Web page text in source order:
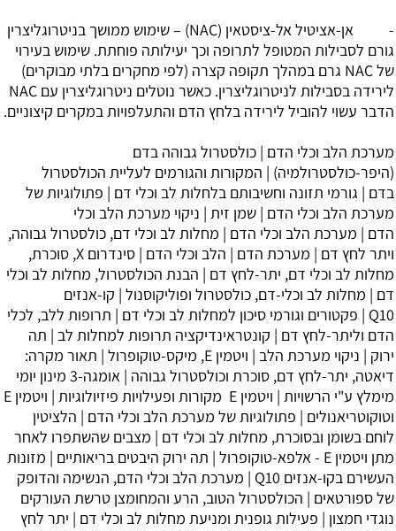
- אן-אציטיל אל-ציסטאין (NAC) – שימוש ממושך בניטרוגליצרין
גורם לסבילות המטופל לתרופה וכך יעילותה פוחתת. שימוש בעירוי
של NAC גרם במהלך תקופה קצרה (לפי מחקרים בלתי מבוקרים)
לירידה בסבילות לניטרוגליצרין. כאשר נוטלים ניטרוגליצרין עם NAC
הדבר עשוי להוביל לירידה בלחץ הדם והתעלפויות במקרים קיצוניים.
מערכת הלב וכלי הדם | כולסטרול גבוהה בדם
(היפר-כולסטרולמיה) | המקורות והגורמים לעליית הכולסטרול
בדם | גורמי תזונה וחשיבותם בלחלות לב וכלי דם | פתולוגיות של
מערכת הלב וכלי הדם | שמן זית | ניקוי מערכת הלב וכלי
הדם | מערכת הלב וכלי הדם | מחלות לב וכלי דם, כולסטרול גבוהה,
ויתר לחץ דם | מערכת הדם | הלב וכלי הדם |
סינדרום X, סוכרת,
מחלות לב וכלי דם, יתר-לחץ דם | הבנת הכולסטרול, מחלות לב וכלי
דם | מחלות לב וכלי-דם, כולסטרול ופוליקוסנול | קו-אנזים
Q10
| פקטורים וגורמי סיכון למחלות לב וכלי דם | תרופות ללב, לכלי
הדם וליתר-לחץ דם | קונטראינדיקציה תרופות למחלות לב | תה
ירוק | ניקוי מערכת הלב | ויטמין E, מיקס-טוקופרול | תאור מקרה:
דיאטה, יתר-לחץ דם, סוכרת וכולסטרול גבוהה |
אומגה-3 מינון יומי
מימלץ ע"י הרשויות | ‏ויטמין E מקורות ופעילויות פיזיולוגיות |
ויטמין E
וטוקוטריאנולים | פתולוגיות של מערכת הלב וכלי הדם | הלציטין
לוחם בשומן ובסוכרת, מחלות לב וכלי דם | מצבים שהשתפרו לאחר
מתן ויטמין E - אלפא-טוקופרול
| תה ירוק היבטים בריאותיים | מזונות
העשירם בקו-אנזים Q10
| מערכת הלב וכלי הדם, הנשימה והדופק
של ספורטאים | הכולסטרול הטוב, הרע והמחומצן טרשת העורקים
נוגדי חמצון | פעילות גופנית ומניעת מחלות לב וכלי דם | יתר לחץ